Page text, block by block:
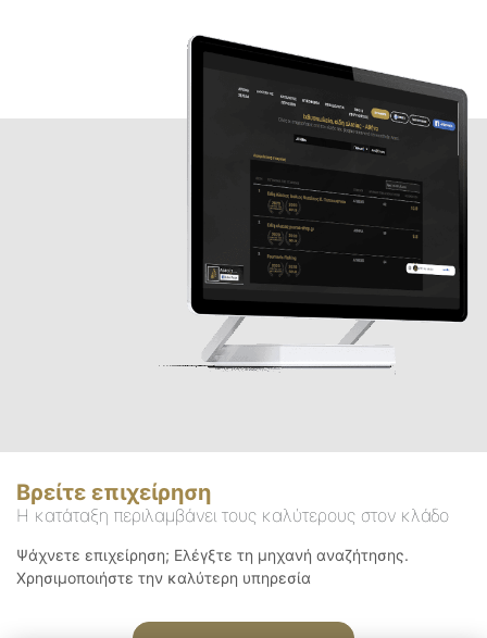
Βρείτε επιχείρηση
Η κατάταξη περιλαμβάνει τους καλύτερους στον κλάδο
Ψάχνετε επιχείρηση; Ελέγξτε τη μηχανή αναζήτησης.
Χρησιμοποιήστε την καλύτερη υπηρεσία